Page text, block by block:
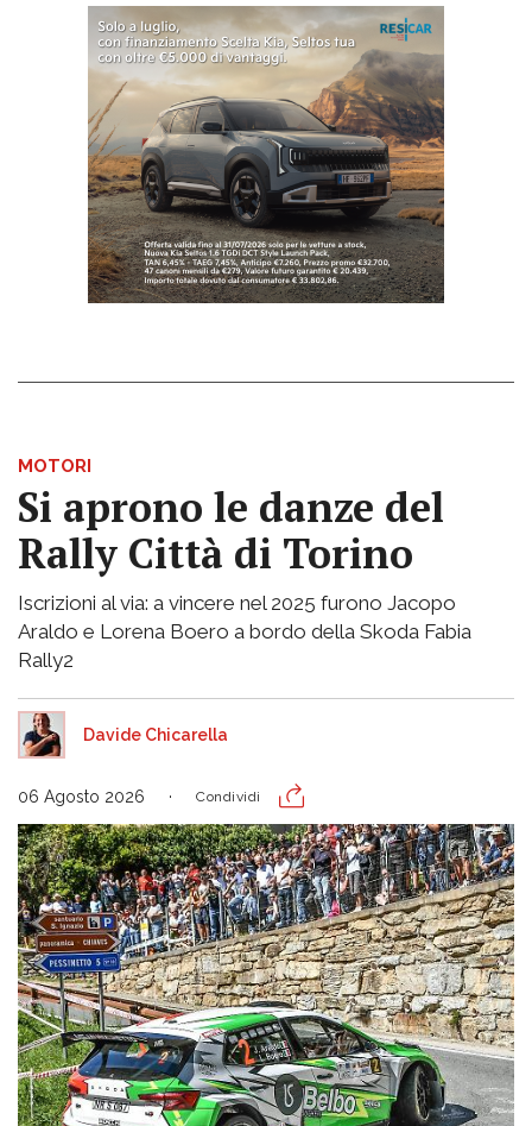
MOTORI
Si aprono le danze del
Rally Città di Torino
Iscrizioni al via: a vincere nel 2025 furono Jacopo
Araldo e Lorena Boero a bordo della Skoda Fabia
Rally2
Davide Chicarella
06 Agosto 2026 Condividi